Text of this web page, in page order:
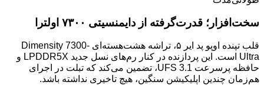
سخت‌افزار؛ قدرت‌گرفته از دایمنسیتی ۷۳۰۰ اولترا
قلب تپنده اوپو پد ایر ۵، تراشه هشت‌هسته‌ای Dimensity 7300-
Ultra است. این پردازنده در کنار رم‌های نسل جدید LPDDR5X و
حافظه پرسرعت UFS 3.1، تضمین می‌کند که تبلت در اجرای
هم‌زمان چندین اپلیکیشن سنگین، هیچ تاخیری نداشته باشد.